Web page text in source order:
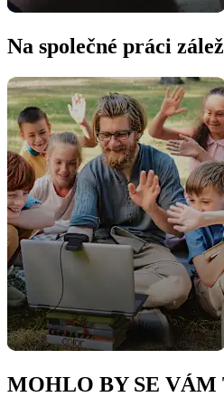
Na společné práci
MOHLO BY SE